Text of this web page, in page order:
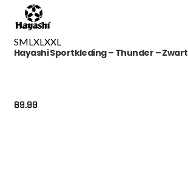
SML XL XXL
Hayashi Sportkleding – Thunder – Zwart
69.99